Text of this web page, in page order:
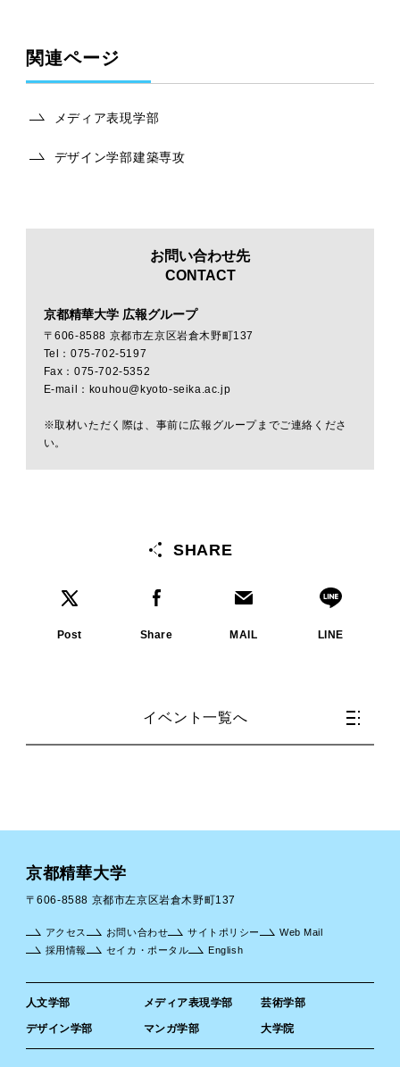
関連ページ
メディア表現学部
デザイン学部建築専攻
お問い合わせ先
CONTACT
京都精華大学 広報グループ
〒606-8588 京都市左京区岩倉木野町137
Tel：075-702-5197
Fax：075-702-5352
E-mail：kouhou@kyoto-seika.ac.jp
※取材いただく際は、事前に広報グループまでご連絡くださ
い。
SHARE
Post Share MAIL LINE
イベント一覧へ
京都精華大学
〒606-8588 京都市左京区岩倉木野町137
人文学部 メディア表現学部 芸術学部
デザイン学部 マンガ学部 大学院
アクセス お問い合わせ サイトポリシー
Web Mail
採用情報
セイカ・ポータル English